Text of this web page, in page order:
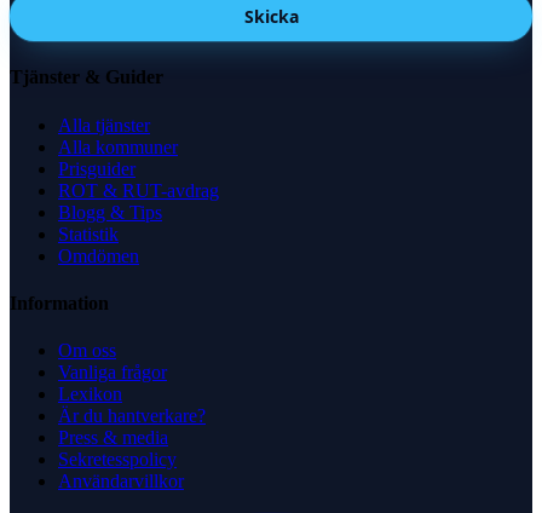
Skicka
Tjänster & Guider
Alla tjänster
Alla kommuner
Prisguider
ROT & RUT-avdrag
Blogg & Tips
Statistik
Omdömen
Information
Om oss
Vanliga frågor
Lexikon
Är du hantverkare?
Press & media
Sekretesspolicy
Användarvillkor